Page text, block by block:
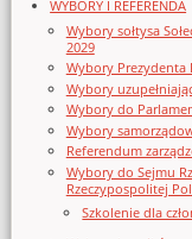
WYBORY I REFERENDA
Wybory sołtysa
2029
Wybory Prezydenta
Wybory
Wybory do
Wybory
Referendum
Wybory do Sejmu
Rzeczypospolitej
Szkolenie dla